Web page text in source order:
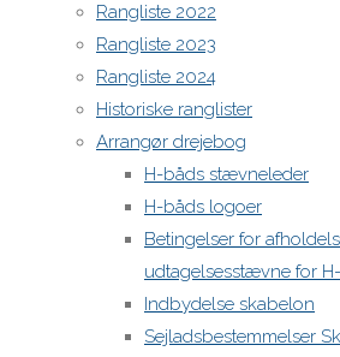
Rangliste 2022
Rangliste 2023
Rangliste 2024
Historiske ranglister
Arrangør drejebog
H-båds stævneleder
H-båds logoer
Betingelser for
udtagelsesstævne for
Indbydelse skabelon
Sejladsbestemmelser
Workshoppen
afholdes
af Søren
(DEN 570)
Christiansen